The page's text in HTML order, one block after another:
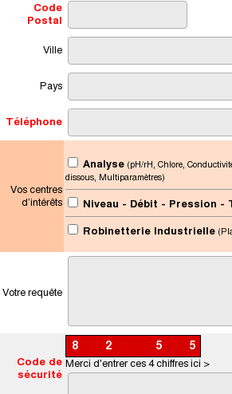
Code
Postal
Ville
Pays
Téléphone
Vos centres
d’intérêts
Analyse (pH/rH, Chlore,
dissous, Multiparamètres)
Niveau - Débit - Pression -
Robinetterie Industrielle
Votre requête
Code de
sécurité
8 2 5 5
Merci d'entrer ces 4 chiffres ici >